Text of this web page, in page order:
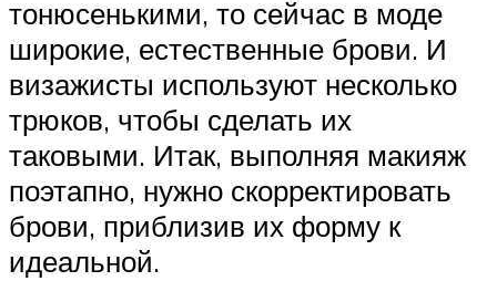
тонюсенькими, то сейчас в моде
широкие, естественные брови. И
визажисты используют несколько
трюков, чтобы сделать их
таковыми. Итак, выполняя макияж
поэтапно, нужно скорректировать
брови, приблизив их форму к
идеальной.